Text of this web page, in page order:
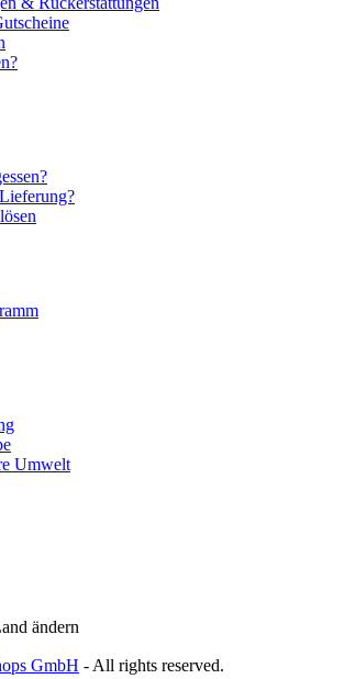
Umwelt
ändern
GmbH - All rights reserved.